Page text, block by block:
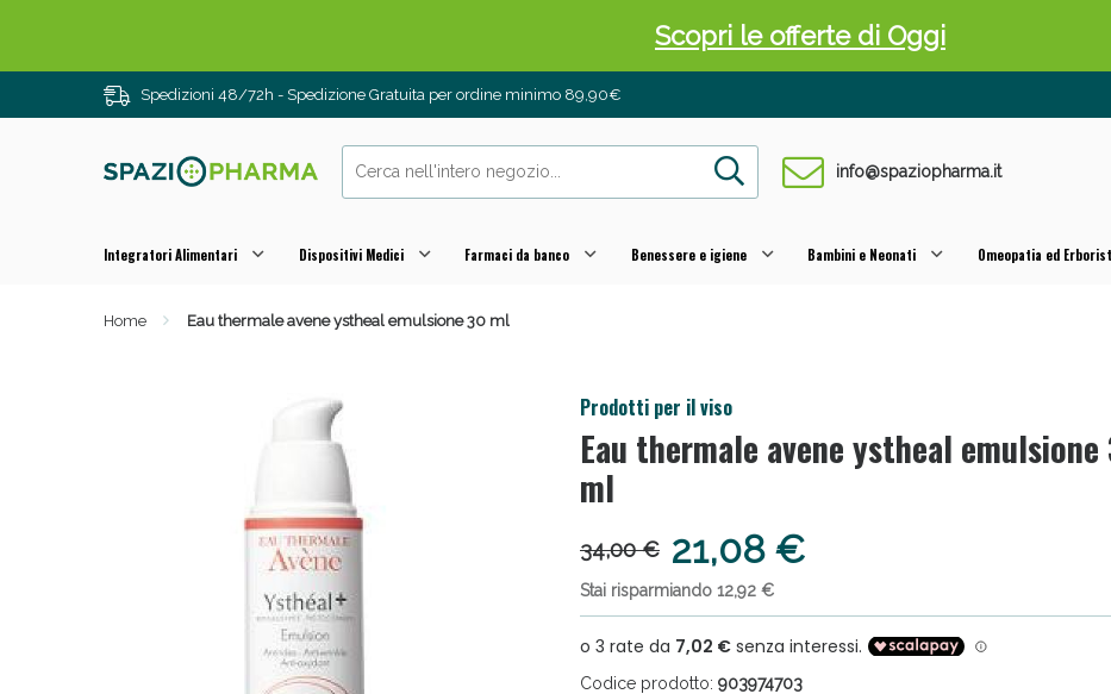
Spedizioni 48/72h - Spedizione Gratuita per ordine minimo 89,90€
info@spaziopharma.it
Integratori Alimentari Dispositivi Medici Farmaci da banco Benessere e igiene Bambini e Neonati Omeopatia ed
Home Eau thermale avene ystheal emulsione 30 ml
Prodotti per il viso
Eau thermale avene ystheal emulsione
ml
34,00 € 21,08 €
Stai risparmiando 12,92 €
Codice prodotto: 903974703
Scopri le offerte di Oggi
Drenanti e Pancia Piatta: Sconti fino al 55% validi solo per